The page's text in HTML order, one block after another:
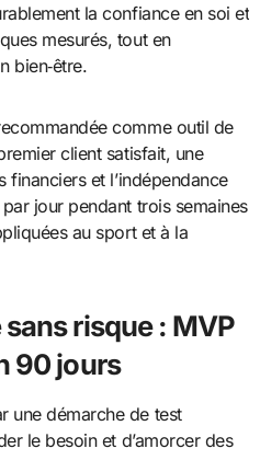
la confiance en soi et
mesurés, tout en
bien‑être.
comme outil de
client satisfait, une
et l’indépendance
jour pendant trois semaines
au sport et à la
risque : MVP
90 jours
une démarche de test
le besoin et d’amorcer des